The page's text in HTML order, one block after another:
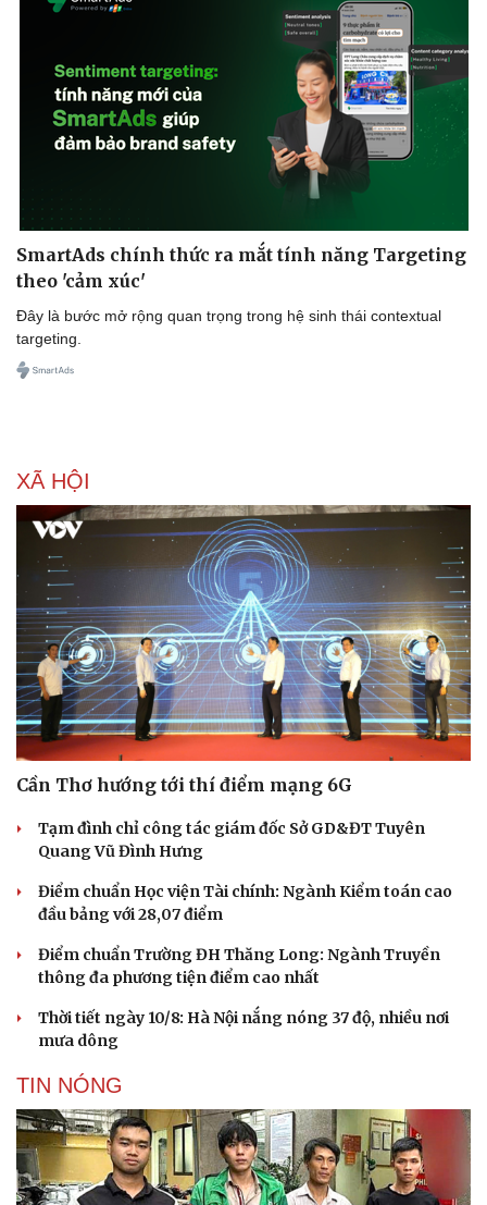
Ăn sạch sống khỏe
Sân khấu - Điện ảnh
Văn học
Âm nhạc
Di sản
Nghệ sĩ
Thời trang
Sao Việt
SmartAds chính thức ra mắt tính năng Targeting
theo 'cảm xúc'
Đây là bước mở rộng quan trọng trong hệ sinh thái contextual
targeting.
XÃ HỘI
Cần Thơ hướng tới thí điểm mạng 6G
Tạm đình chỉ công tác giám đốc Sở GD&ĐT Tuyên
Quang Vũ Đình Hưng
Điểm chuẩn Học viện Tài chính: Ngành Kiểm toán cao
đầu bảng với 28,07 điểm
Điểm chuẩn Trường ĐH Thăng Long: Ngành Truyền
thông đa phương tiện điểm cao nhất
Thời tiết ngày 10/8: Hà Nội nắng nóng 37 độ, nhiều nơi
mưa dông
TIN NÓNG